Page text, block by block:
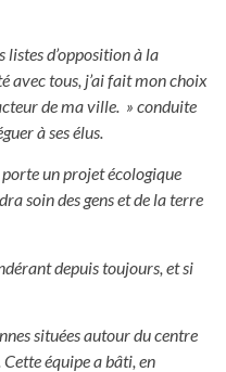
listes d’opposition à la
avec tous, j’ai fait mon choix
de ma ville. » conduite
à ses élus.
un projet écologique
soin des gens et de la terre
depuis toujours, et si
situées autour du centre
équipe a bâti, en